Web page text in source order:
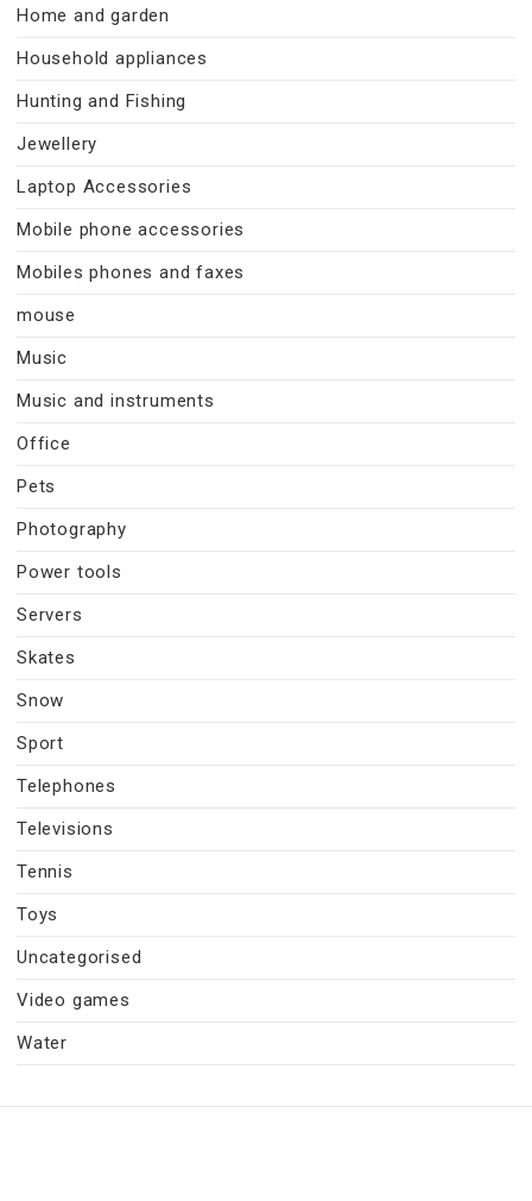
Home and garden
Household appliances
Hunting and Fishing
Jewellery
Laptop Accessories
Mobile phone accessories
Mobiles phones and faxes
mouse
Music
Music and instruments
Office
Pets
Photography
Power tools
Servers
Skates
Snow
Sport
Telephones
Televisions
Tennis
Toys
Uncategorised
Video games
Water